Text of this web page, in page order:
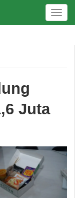
T
o
e
t
Juta